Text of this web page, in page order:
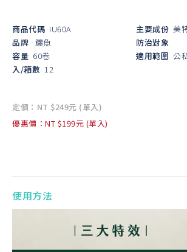
商品代碼 IU60A
品牌 鱷魚
容量 60卷
入/箱數 12
主要成份 美
防治對象
適用範圍 公
定價：NT $249元 (單入)
優惠價：NT $199元 (單入)
使用方法